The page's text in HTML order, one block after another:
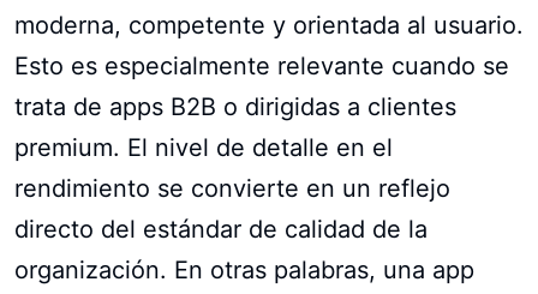
moderna, competente y orientada al usuario.
Esto es especialmente relevante cuando se
trata de apps B2B o dirigidas a clientes
premium. El nivel de detalle en el
rendimiento se convierte en un reflejo
directo del estándar de calidad de la
organización. En otras palabras, una app